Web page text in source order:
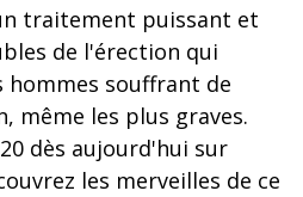
traitement puissant et
de l'érection qui
souffrant de
même les plus graves.
dès aujourd'hui sur
les merveilles de ce